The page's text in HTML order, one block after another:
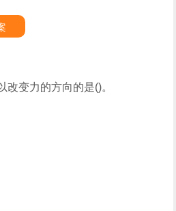
改变力的方向的是()。